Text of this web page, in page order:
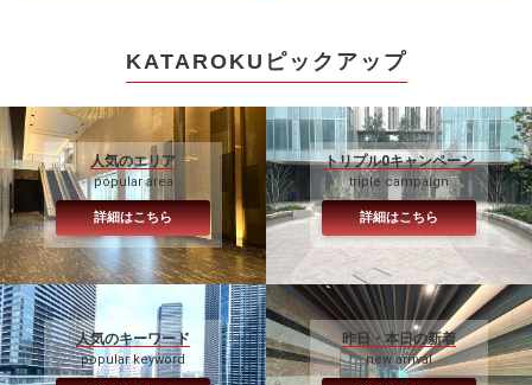
KATAROKUピックアップ
人気のエリア
popular area
詳細はこちら
トリプル0キャンペーン
triple campaign
詳細はこちら
人気のキーワード
popular keyword
昨日・本日の新着
new arrival